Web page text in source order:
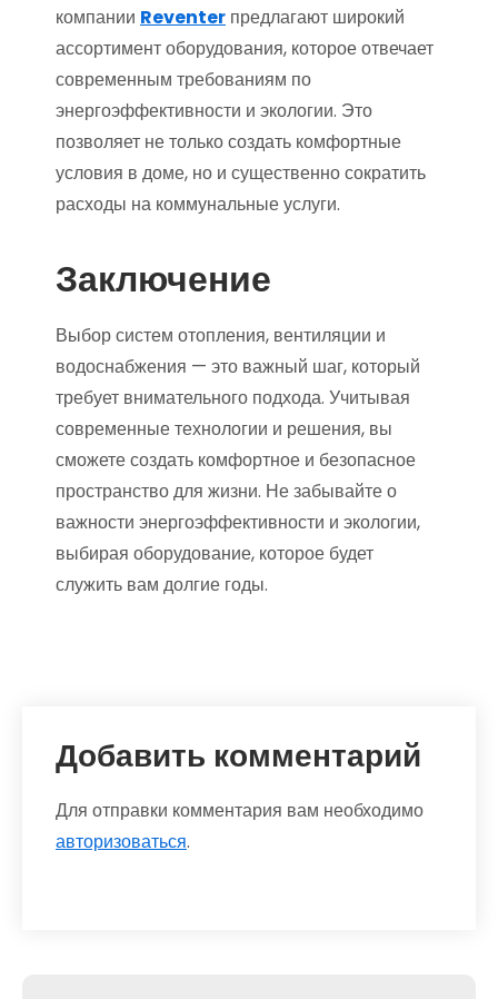
компании Reventer предлагают широкий
ассортимент оборудования, которое отвечает
современным требованиям по
энергоэффективности и экологии. Это
позволяет не только создать комфортные
условия в доме, но и существенно сократить
расходы на коммунальные услуги.
Заключение
Выбор систем отопления, вентиляции и
водоснабжения — это важный шаг, который
требует внимательного подхода. Учитывая
современные технологии и решения, вы
сможете создать комфортное и безопасное
пространство для жизни. Не забывайте о
важности энергоэффективности и экологии,
выбирая оборудование, которое будет
служить вам долгие годы.
Добавить комментарий
Для отправки комментария вам необходимо
авторизоваться.